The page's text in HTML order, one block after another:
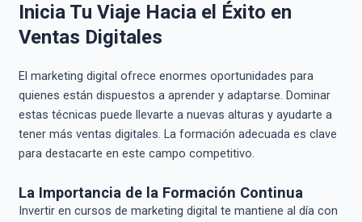
Inicia Tu Viaje Hacia el Éxito en
Ventas Digitales
El marketing digital ofrece enormes oportunidades para
quienes están dispuestos a aprender y adaptarse. Dominar
estas técnicas puede llevarte a nuevas alturas y ayudarte a
tener más ventas digitales. La formación adecuada es clave
para destacarte en este campo competitivo.
La Importancia de la Formación Continua
Invertir en cursos de marketing digital te mantiene al día con